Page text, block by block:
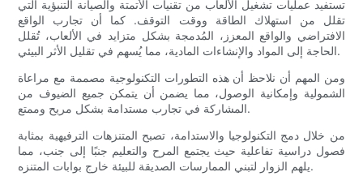
تستفيد عمليات تشغيل الألعاب من تقنيات الأتمتة والصيانة التنبؤية التي
تقلل من استهلاك الطاقة ووقت التوقف. كما أن تجارب الواقع
الافتراضي والواقع المعزز، المُدمجة بشكل متزايد في الألعاب، تُقلل
الحاجة إلى المواد والإنشاءات المادية، مما يُسهم في تقليل الأثر البيئي.
ومن المهم أن نلاحظ أن هذه التطورات التكنولوجية مصممة مع مراعاة
الشمولية وإمكانية الوصول، مما يضمن أن يتمكن جميع الضيوف من
المشاركة في تجارب مستدامة بشكل مريح وممتع.
من خلال دمج التكنولوجيا والاستدامة، تصبح المتنزهات الترفيهية بمثابة
فصول دراسية تفاعلية حيث يجتمع المرح والتعليم جنبًا إلى جنب، مما
يلهم الزوار لتبني الممارسات الصديقة للبيئة خارج بوابات المتنزه.